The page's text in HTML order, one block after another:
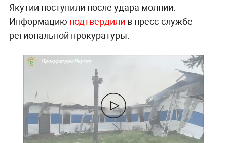
Якутии поступили после удара молнии.
Информацию подтвердили в пресс-службе
региональной прокуратуры.